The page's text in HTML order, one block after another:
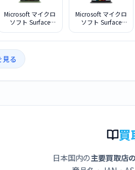
Microsoft マイクロ
ソフト Surface
Microsoft マイクロ
ソフト Surface
る
買
日本国内の主要買取店